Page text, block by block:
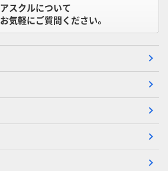
アスクルについて
お気軽にご質問ください。